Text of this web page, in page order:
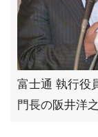
富士通 執行役
門長の阪井洋